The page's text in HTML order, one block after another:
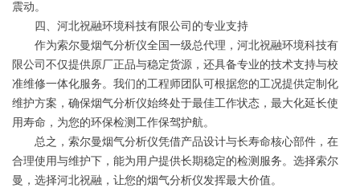
震动。
四、河北祝融环境科技有限公司的专业支持
作为索尔曼烟气分析仪全国一级总代理，河北祝融环境科技有
限公司不仅提供原厂正品与稳定货源，还具备专业的技术支持与校
准维修一体化服务。我们的工程师团队可根据您的工况提供定制化
维护方案，确保烟气分析仪始终处于最佳工作状态，最大化延长使
用寿命，为您的环保检测工作保驾护航。
总之，索尔曼烟气分析仪凭借产品设计与长寿命核心部件，在
合理使用与维护下，能为用户提供长期稳定的检测服务。选择索尔
曼，选择河北祝融，让您的烟气分析仪发挥最大价值。